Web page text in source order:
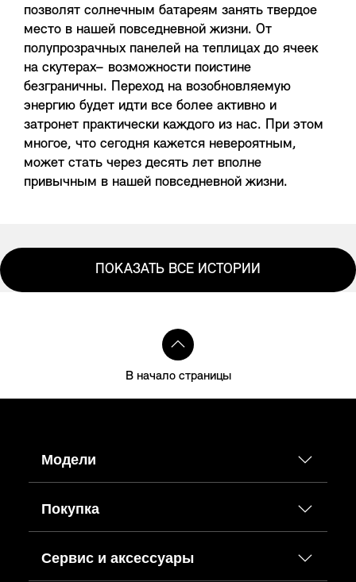
позволят солнечным батареям занять твердое
место в нашей повседневной жизни. От
полупрозрачных панелей на теплицах до ячеек
на скутерах– возможности поистине
безграничны. Переход на возобновляемую
энергию будет идти все более активно и
затронет практически каждого из нас. При этом
многое, что сегодня кажется невероятным,
может стать через десять лет вполне
привычным в нашей повседневной жизни.
ПОКАЗАТЬ ВСЕ ИСТОРИИ
В начало страницы
Модели
Покупка
Сервис и аксессуары